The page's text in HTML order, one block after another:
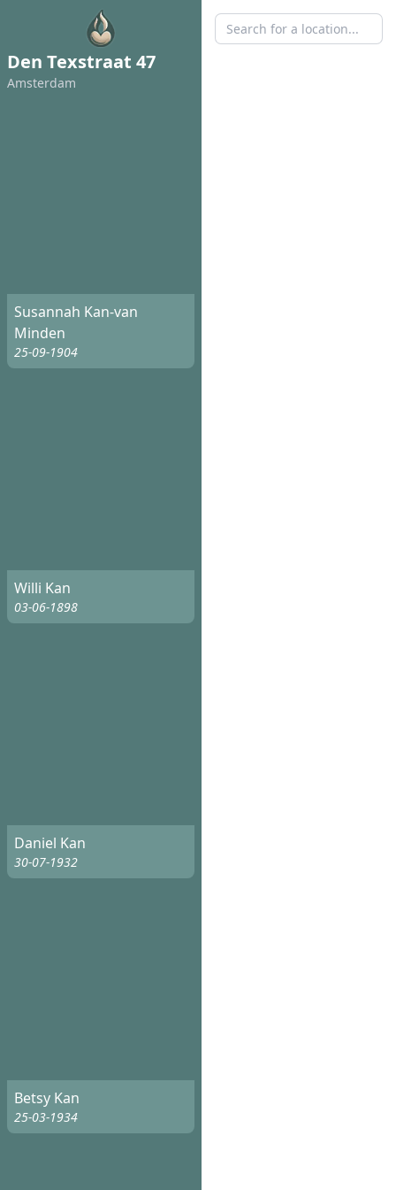
Den Texstraat 47
Amsterdam
Susannah Kan-van
Minden
25-09-1904
Willi Kan
03-06-1898
Daniel Kan
30-07-1932
Betsy Kan
25-03-1934